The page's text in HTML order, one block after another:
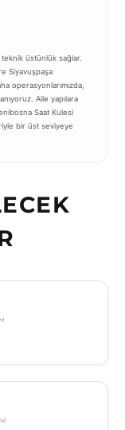
üstünlük sağlar.
Siyavuşpaşa
operasyonlarımızda,
Aile yapılara
Saat Kulesi
bir üst seviyeye